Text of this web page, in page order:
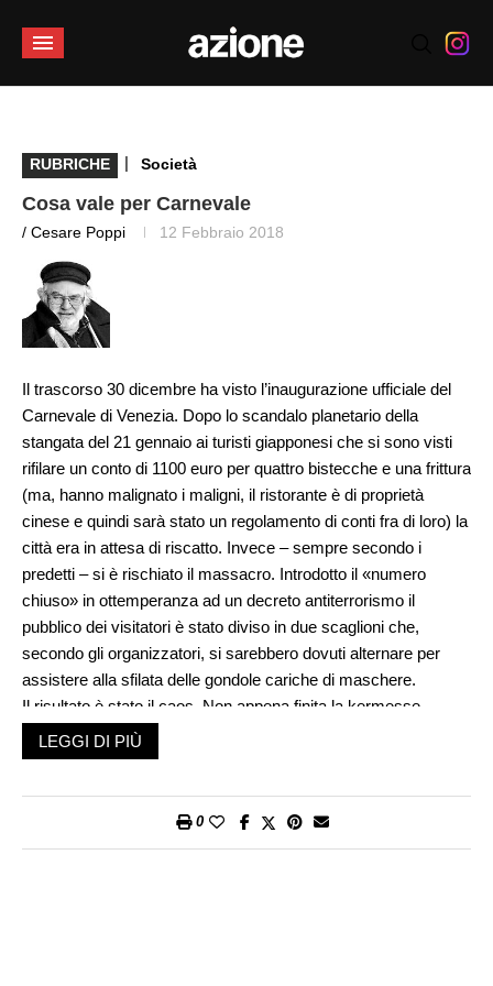
RUBRICHE | Società
Cosa vale per Carnevale
/ Cesare Poppi 12 Febbraio 2018
Il trascorso 30 dicembre ha visto l’inaugurazione ufficiale del
Carnevale di Venezia. Dopo lo scandalo planetario della
stangata del 21 gennaio ai turisti giapponesi che si sono visti
rifilare un conto di 1100 euro per quattro bistecche e una frittura
(ma, hanno malignato i maligni, il ristorante è di proprietà
cinese e quindi sarà stato un regolamento di conti fra di loro) la
città era in attesa di riscatto. Invece – sempre secondo i
predetti – si è rischiato il massacro. Introdotto il «numero
chiuso» in ottemperanza ad un decreto antiterrorismo il
pubblico dei visitatori è stato diviso in due scaglioni che,
secondo gli organizzatori, si sarebbero dovuti alternare per
assistere alla sfilata delle gondole cariche di maschere.
Il risultato è stato il caos. Non appena finita la kermesse
sull’acqua il pubblico in uscita premeva per… uscire, mentre
quello in entrata spingeva per… entrare e disporsi lungo il
Più difficile decidere quale Santo sia intervenuto a far sì che
LEGGI DI PIÙ
0